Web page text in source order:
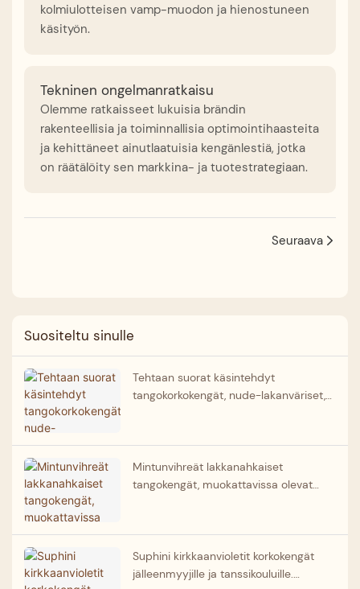
kolmiulotteisen vamp-muodon ja hienostuneen
käsityön.
Tekninen ongelmanratkaisu
Olemme ratkaisseet lukuisia brändin
rakenteellisia ja toiminnallisia optimointihaasteita
ja kehittäneet ainutlaatuisia kengänlestiä, jotka
on räätälöity sen markkina- ja tuotestrategiaan.
Seuraava
Suositeltu sinulle
Tehtaan suorat käsintehdyt
tangokorkokengät, nude-lakanväriset,
Mintunvihreät lakkanahkaiset
tangokengät, muokattavissa olevat
Suphini kirkkaanvioletit korkokengät
jälleenmyyjille ja tanssikouluille.